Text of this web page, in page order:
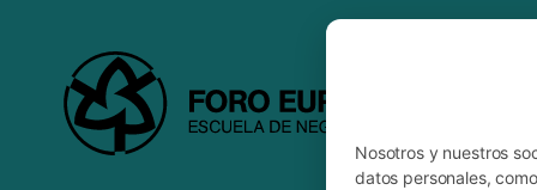
Nosotros y nuestros
datos personales,